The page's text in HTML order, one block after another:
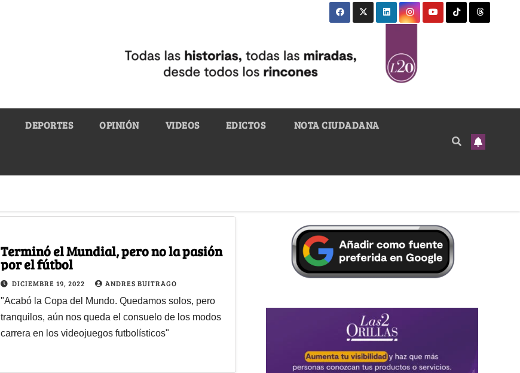
DEPORTES OPINIÓN VIDEOS EDICTOS NOTA CIUDADANA
Terminó el Mundial, pero no la pasión
por el fútbol
DICIEMBRE 19, 2022 ANDRES BUITRAGO
"Acabó la Copa del Mundo. Quedamos solos, pero
tranquilos, aún nos queda el consuelo de los modos
carrera en los videojuegos futbolísticos"